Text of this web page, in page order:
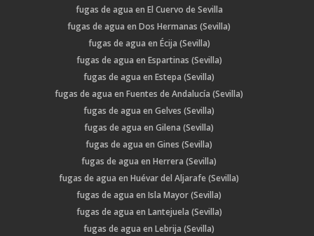
fugas de agua en El Cuervo de Sevilla
fugas de agua en Dos Hermanas (Sevilla)
fugas de agua en Écija (Sevilla)
fugas de agua en Espartinas (Sevilla)
fugas de agua en Estepa (Sevilla)
fugas de agua en Fuentes de Andalucía (Sevilla)
fugas de agua en Gelves (Sevilla)
fugas de agua en Gilena (Sevilla)
fugas de agua en Gines (Sevilla)
fugas de agua en Herrera (Sevilla)
fugas de agua en Huévar del Aljarafe (Sevilla)
fugas de agua en Isla Mayor (Sevilla)
fugas de agua en Lantejuela (Sevilla)
fugas de agua en Lebrija (Sevilla)